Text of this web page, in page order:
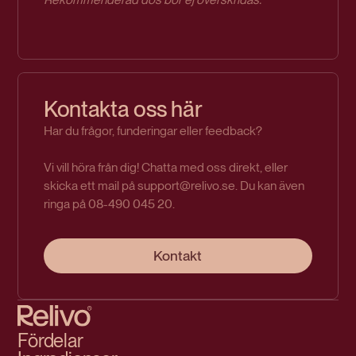
Kontakta oss här
Har du frågor, funderingar eller feedback?
Vi vill höra från dig! Chatta med oss direkt, eller
skicka ett mail på support@relivo.se. Du kan även
ringa på 08-490 045 20.
Kontakt
Fördelar